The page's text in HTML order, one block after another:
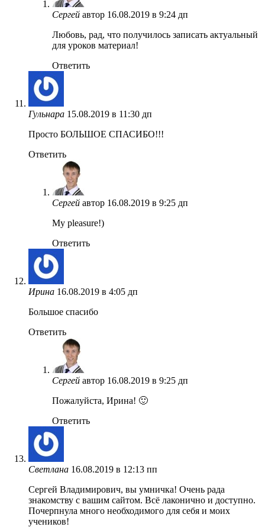
Сергей автор 16.08.2019 в 9:24 дп
Любовь, рад, что получилось записать актуальный
для уроков материал!
Ответить
Гульнара 15.08.2019 в 11:30 дп
Просто БОЛЬШОЕ СПАСИБО!!!
Ответить
Сергей автор 16.08.2019 в 9:25 дп
My pleasure!)
Ответить
Ирина 16.08.2019 в 4:05 дп
Большое спасибо
Ответить
Сергей автор 16.08.2019 в 9:25 дп
Пожалуйста, Ирина! 🙂
Ответить
Светлана 16.08.2019 в 12:13 пп
Сергей Владимирович, вы умничка! Очень рада
знакомству с вашим сайтом. Всё лаконично и доступно.
Почерпнула много необходимого для себя и моих
учеников!